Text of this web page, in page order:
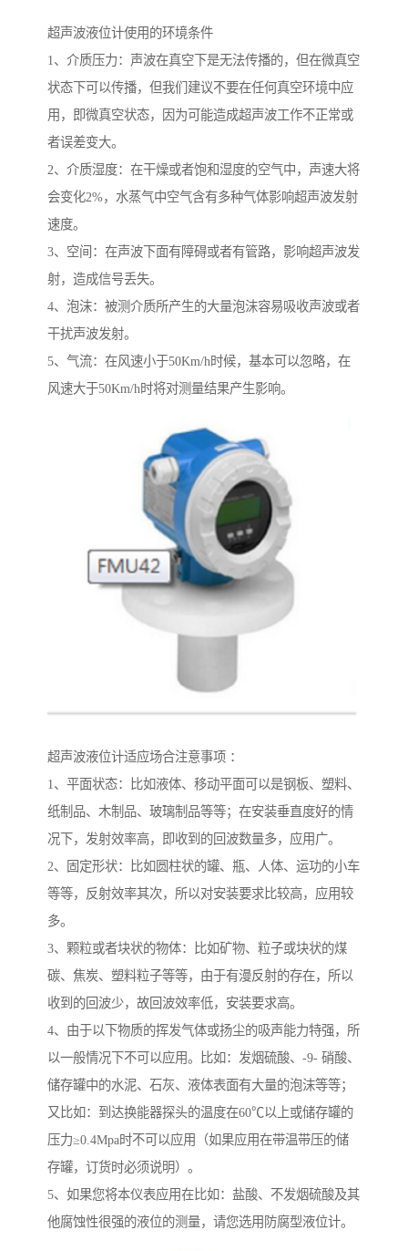
超声波液位计使用的环境条件
1、介质压力：声波在真空下是无法传播的，但在微真空
状态下可以传播，但我们建议不要在任何真空环境中应
用，即微真空状态，因为可能造成超声波工作不正常或
者误差变大。
2、介质湿度：在干燥或者饱和湿度的空气中，声速大将
会变化2%，水蒸气中空气含有多种气体影响超声波发射
速度。
3、空间：在声波下面有障碍或者有管路，影响超声波发
射，造成信号丢失。
4、泡沫：被测介质所产生的大量泡沫容易吸收声波或者
干扰声波发射。
5、气流：在风速小于50Km/h时候，基本可以忽略，在
风速大于50Km/h时将对测量结果产生影响。
超声波液位计适应场合注意事项 ：
1、平面状态：比如液体、移动平面可以是钢板、塑料、
纸制品、木制品、玻璃制品等等；在安装垂直度好的情
况下，发射效率高，即收到的回波数量多，应用广。
2、固定形状：比如圆柱状的罐、瓶、人体、运功的小车
等等，反射效率其次，所以对安装要求比较高，应用较
多。
3、颗粒或者块状的物体：比如矿物、粒子或块状的煤
碳、焦炭、塑料粒子等等，由于有漫反射的存在，所以
收到的回波少，故回波效率低，安装要求高。
4、由于以下物质的挥发气体或扬尘的吸声能力特强，所
以一般情况下不可以应用。比如：发烟硫酸、-9- 硝酸、
储存罐中的水泥、石灰、液体表面有大量的泡沫等等；
又比如：到达换能器探头的温度在60℃以上或储存罐的
压力≥0.4Mpa时不可以应用（如果应用在带温带压的储
存罐，订货时必须说明）。
5、如果您将本仪表应用在比如：盐酸、不发烟硫酸及其
他腐蚀性很强的液位的测量，请您选用防腐型液位计。